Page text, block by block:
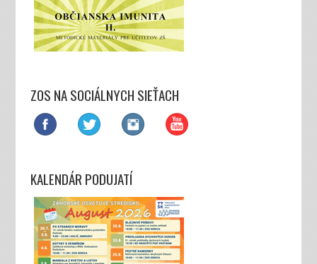
ZOS NA SOCIÁLNYCH SIEŤACH
KALENDÁR PODUJATÍ